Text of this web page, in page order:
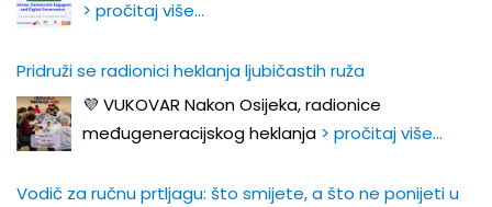
> pročitaj više…
Pridruži se radionici heklanja ljubičastih ruža
💜 VUKOVAR Nakon Osijeka, radionice
međugeneracijskog heklanja > pročitaj više…
Vodič za ručnu prtljagu: što smijete, a što ne ponijeti u